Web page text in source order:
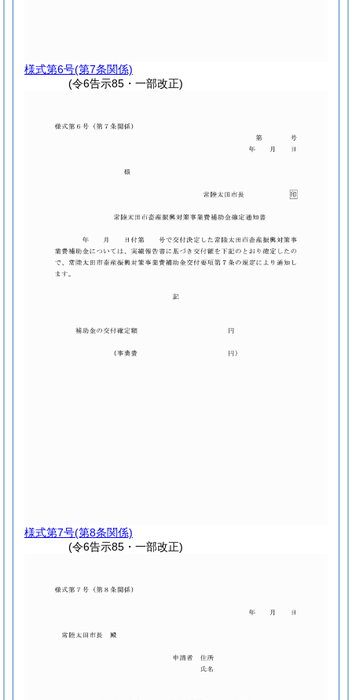
様式第6号(第7条関係)
(令6告示85・一部改正)
様式第7号(第8条関係)
(令6告示85・一部改正)